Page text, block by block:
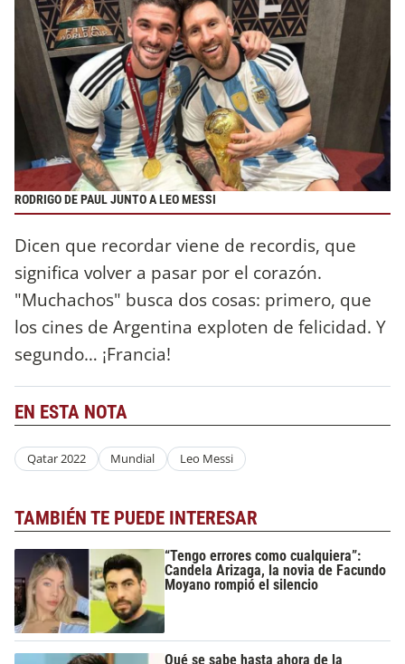
RODRIGO DE PAUL JUNTO A LEO MESSI
Dicen que recordar viene de recordis, que
significa volver a pasar por el corazón.
"Muchachos" busca dos cosas: primero, que
los cines de Argentina exploten de felicidad. Y
segundo… ¡Francia!
EN ESTA NOTA
Qatar 2022 Mundial Leo Messi
TAMBIÉN TE PUEDE INTERESAR
“Tengo errores como cualquiera”:
Candela Arizaga, la novia de Facundo
Moyano rompió el silencio
Qué se sabe hasta ahora de la